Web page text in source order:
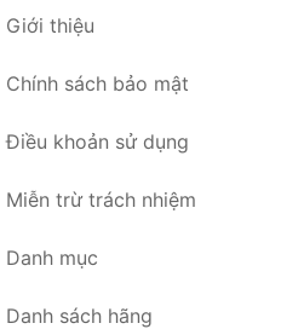
Giới thiệu
Chính sách bảo mật
Điều khoản sử dụng
Miễn trừ trách nhiệm
Danh mục
Danh sách hãng